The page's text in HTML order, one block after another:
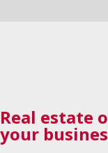
Real estate
your